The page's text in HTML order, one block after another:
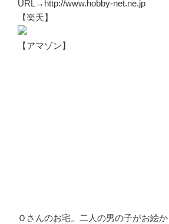
URL→http://www.hobby-net.ne.jp
【楽天】
【アマゾン】
Ｏさんのお宅。二人の男の子がお絵か